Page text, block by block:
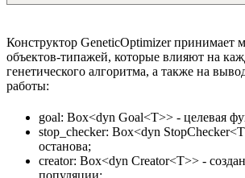
Конструктор GeneticOptimizer принимает
объектов-типажей, которые влияют на
генетического алгоритма, а также на
работы:
goal: Box<dyn Goal<T>> - целевая
stop_checker: Box<dyn
останова;
creator: Box<dyn Creator<T>> -
популяции;